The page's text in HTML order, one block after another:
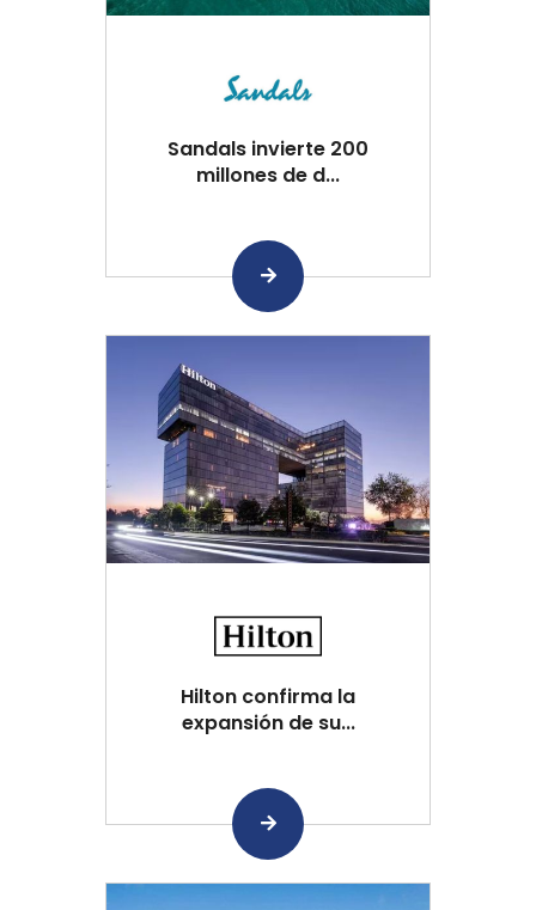
Sandals invierte 200
millones de d...
Hilton confirma la
expansión de su...